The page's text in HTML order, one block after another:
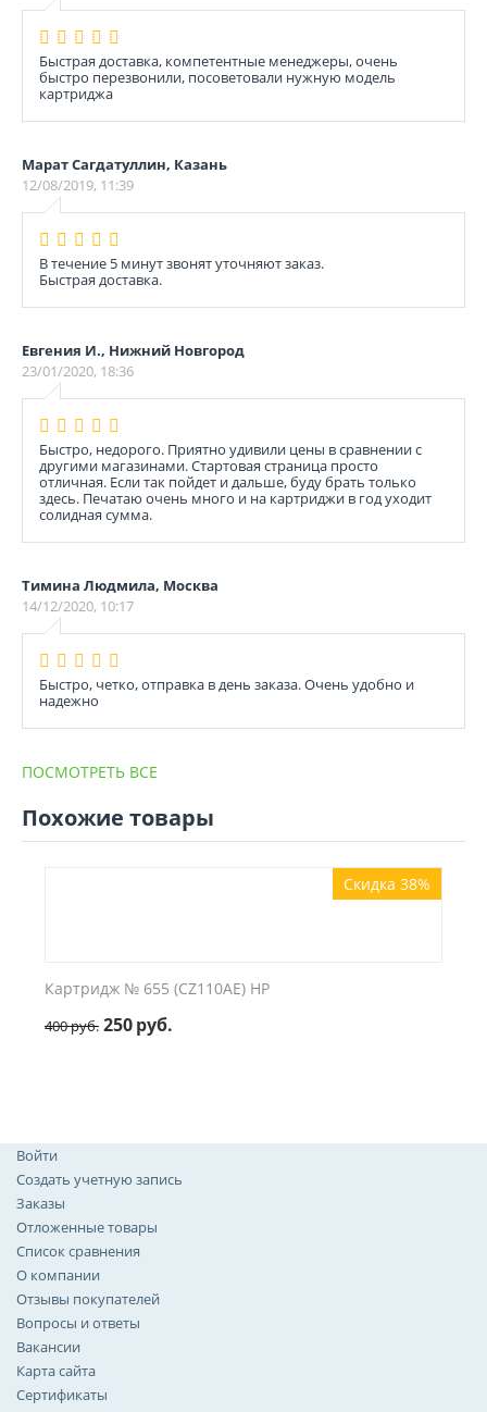
Быстрая доставка, компетентные менеджеры, очень
быстро перезвонили, посоветовали нужную модель
картриджа
Марат Сагдатуллин, Казань
12/08/2019, 11:39
В течение 5 минут звонят уточняют заказ.
Быстрая доставка.
Евгения И., Нижний Новгород
23/01/2020, 18:36
Быстро, недорого. Приятно удивили цены в сравнении с
другими магазинами. Стартовая страница просто
отличная. Если так пойдет и дальше, буду брать только
здесь. Печатаю очень много и на картриджи в год уходит
солидная сумма.
Тимина Людмила, Москва
14/12/2020, 10:17
Быстро, четко, отправка в день заказа. Очень удобно и
надежно
ПОСМОТРЕТЬ ВСЕ
Похожие товары
Скидка 38%
Картридж № 655 (CZ110AE) HP
400руб. 250руб.
Войти
Создать учетную запись
Заказы
Отложенные товары
Список сравнения
О компании
Отзывы покупателей
Вопросы и ответы
Вакансии
Карта сайта
Сертификаты